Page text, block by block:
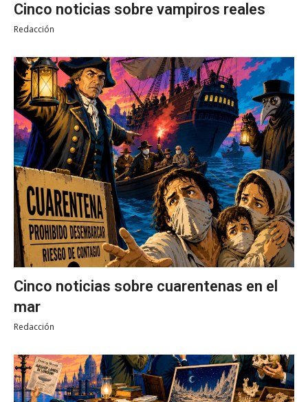
Cinco noticias sobre vampiros reales
Redacción
Cinco noticias sobre cuarentenas en el
mar
Redacción